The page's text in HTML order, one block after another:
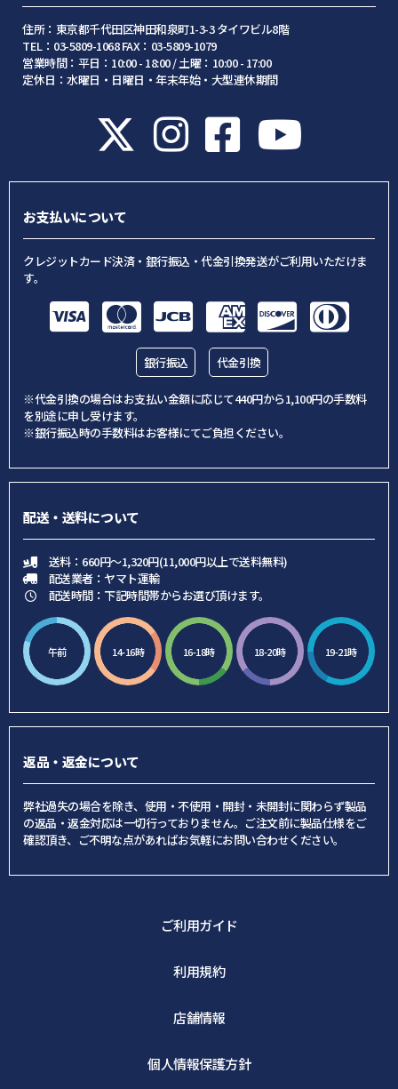
住所：東京都千代田区神田和泉町1-3-3 タイワビル8階
TEL：03-5809-1068 FAX：03-5809-1079
営業時間：平日：10:00 - 18:00 / 土曜：10:00 - 17:00
定休日：水曜日・日曜日・年末年始・大型連休期間
お支払いについて
クレジットカード決済・銀行振込・代金引換発送がご利用いただけま
す。
銀行振込 代金引換
※代金引換の場合はお支払い金額に応じて440円から1,100円の手数料
を別途に申し受けます。
※銀行振込時の手数料はお客様にてご負担ください。
配送・送料について
送料：660円～1,320円(11,000円以上で送料無料)
配送業者：ヤマト運輸
配送時間：下記時間帯からお選び頂けます。
午前 14-16時 16-18時 18-20時 19-21時
返品・返金について
弊社過失の場合を除き、使用・不使用・開封・未開封に関わらず製品
の返品・返金対応は一切行っておりません。ご注文前に製品仕様をご
確認頂き、ご不明な点があればお気軽にお問い合わせください。
ご利用ガイド
利用規約
店舗情報
個人情報保護方針